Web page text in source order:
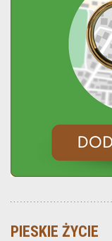
PIESKIE ŻYCIE